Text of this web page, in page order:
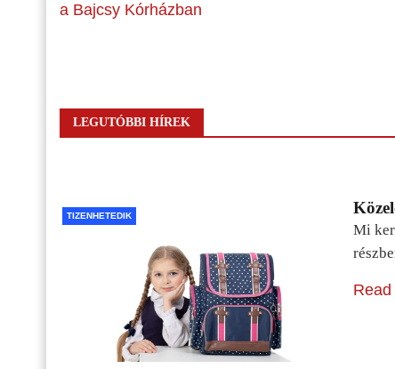
a Bajcsy Kórházban
LEGUTÓBBI HÍREK
TIZENHETEDIK
Mi